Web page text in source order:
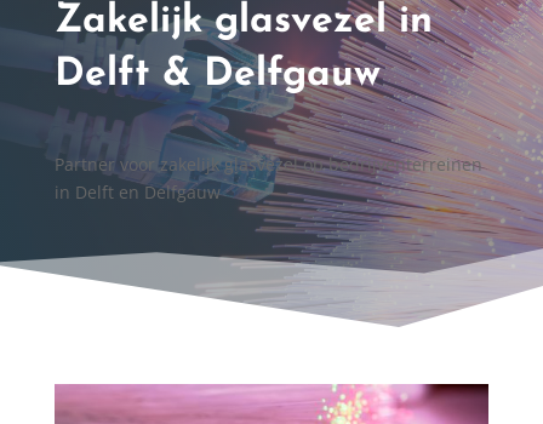
Zakelijk glasvezel in
Delft & Delfgauw
Partner voor zakelijk glasvezel op bedrijventerreinen
in Delft en Delfgauw